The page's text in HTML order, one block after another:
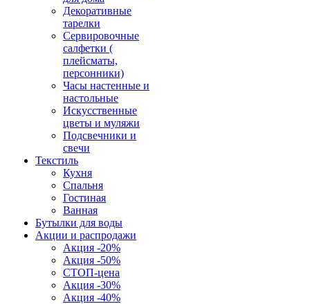
Декоративные
тарелки
Сервировочные
салфетки (
плейсматы,
персонники)
Часы настенные и
настольные
Искусственные
цветы и муляжи
Подсвечники и
свечи
Текстиль
Кухня
Спальня
Гостиная
Ванная
Бутылки для воды
Акции и распродажи
Акция -20%
Акция -50%
СТОП-цена
Акция -30%
Акция -40%